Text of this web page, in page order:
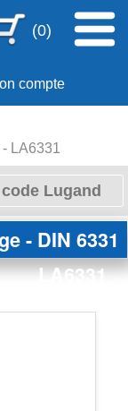
(0)
compte
LA6331
- DIN 6331
LA6331